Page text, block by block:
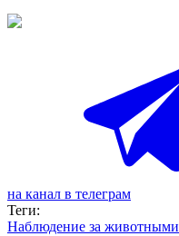
на канал в телеграм
Теги:
Наблюдение за животными